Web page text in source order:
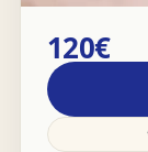
120€